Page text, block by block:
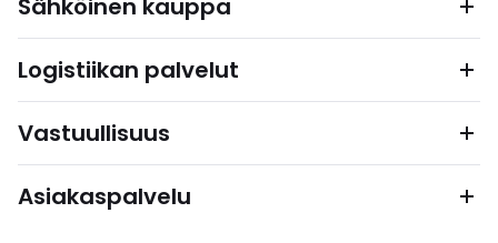
Sähköinen kauppa
Logistiikan palvelut
Vastuullisuus
Asiakaspalvelu